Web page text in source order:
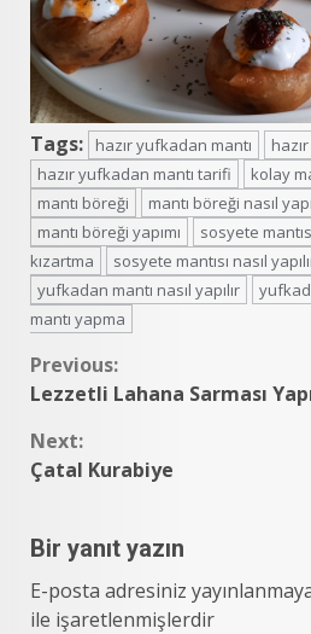
Tags: hazır yufkadan mantı
hazır yufkadan mantı tarifi
kolay
mantı böreği
mantı böreği nasıl
mantı böreği yapımı
sosyete
kızartma
sosyete mantısı nasıl
yufkadan mantı nasıl yapılır
mantı yapma
Continue
Previous:
Lezzetli Lahana Sarması
Next:
Çatal Kurabiye
Bir yanıt yazın
E-posta adresiniz
ile işaretlenmişlerdir